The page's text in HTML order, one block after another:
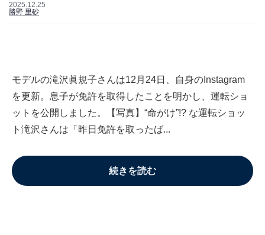
2025.12.25
勝野 里砂
モデルの滝沢眞規子さんは12月24日、自身のInstagram
を更新。息子が免許を取得したことを明かし、運転ショ
ットを公開しました。【写真】“命がけ”!? な運転ショッ
ト滝沢さんは「昨日免許を取ったば...
続きを読む